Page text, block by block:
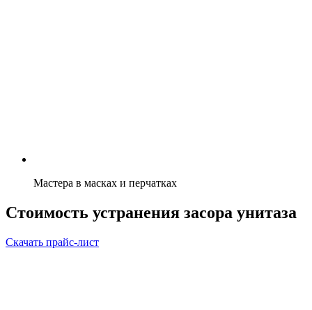
Мастера в масках и перчатках
Стоимость устранения засора унитаза
Скачать прайс-лист